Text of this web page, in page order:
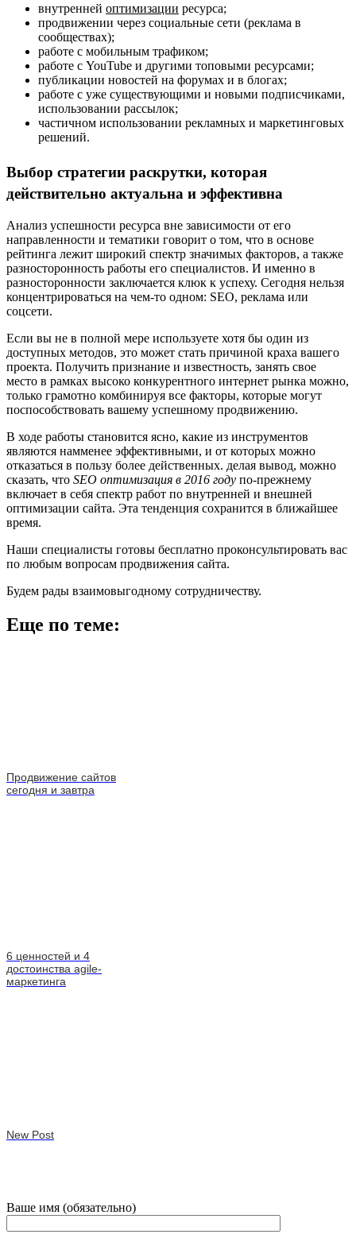
внутренней оптимизации ресурса;
продвижении через социальные сети (реклама в
сообществах);
работе с мобильным трафиком;
работе с YouTube и другими топовыми ресурсами;
публикации новостей на форумах и в блогах;
работе с уже существующими и новыми подписчиками,
использовании рассылок;
частичном использовании рекламных и маркетинговых
решений.
Выбор стратегии раскрутки, которая
действительно актуальна и эффективна
Анализ успешности ресурса вне зависимости от его
направленности и тематики говорит о том, что в основе
рейтинга лежит широкий спектр значимых факторов, а также
разносторонность работы его специалистов. И именно в
разносторонности заключается клюк к успеху. Сегодня нельзя
концентрироваться на чем-то одном: SEO, реклама или
соцсети.
Если вы не в полной мере используете хотя бы один из
доступных методов, это может стать причиной краха вашего
проекта. Получить признание и известность, занять свое
место в рамках высоко конкурентного интернет рынка можно,
только грамотно комбинируя все факторы, которые могут
поспособствовать вашему успешному продвижению.
В ходе работы становится ясно, какие из инструментов
являются намменее эффективными, и от которых можно
отказаться в пользу более действенных. делая вывод, можно
сказать, что SEO оптимизация в 2016 году по-прежнему
включает в себя спектр работ по внутренней и внешней
оптимизации сайта. Эта тенденция сохранится в ближайшее
время.
Наши специалисты готовы бесплатно проконсультировать вас
по любым вопросам продвижения сайта.
Будем рады взаимовыгодному сотрудничеству.
Еще по теме:
Продвижение сайтов
сегодня и завтра
6 ценностей и 4
достоинства agile-
маркетинга
New Post
Ваше имя (обязательно)